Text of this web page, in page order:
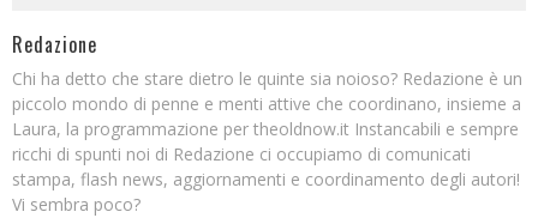
Redazione
Chi ha detto che stare dietro le quinte sia noioso? Redazione è un
piccolo mondo di penne e menti attive che coordinano, insieme a
Laura, la programmazione per theoldnow.it Instancabili e sempre
ricchi di spunti noi di Redazione ci occupiamo di comunicati
stampa, flash news, aggiornamenti e coordinamento degli autori!
Vi sembra poco?